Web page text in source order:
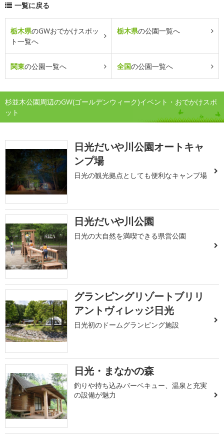
一覧に戻る
栃木県のGWおでかけスポッ
ト一覧へ
栃木県の公園一覧へ
関東の公園一覧へ 全国の公園一覧へ
杉並木公園周辺のGW(ゴールデンウィーク)イベント・おでかけスポ
ット
日光だいや川公園オートキャ
ンプ場
日光の観光拠点としても便利なキャンプ場
日光だいや川公園
日光の大自然を満喫できる県営公園
グランピングリゾートブリリ
アントヴィレッジ日光
日光初のドームグランピング施設
日光・まなかの森
釣りや持ち込みバーベキュー、温泉と充実
の設備が魅力